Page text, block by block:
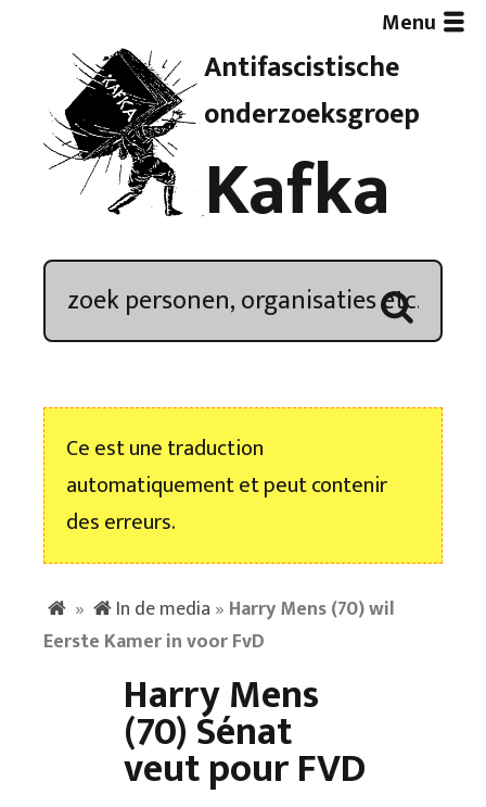
Antifascistische
onderzoeksgroep
Kafka
Menu
Artikelen
Demonstratieoverzicht
Kroniek
Nieuwsbrief
Ce est une traduction
automatiquement et peut contenir
des erreurs.
» In de media » Harry Mens (70) wil
Eerste Kamer in voor FvD
Harry Mens
(70) Sénat
veut pour FVD